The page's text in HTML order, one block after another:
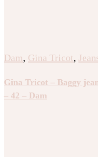
Dam, Gina Tricot,
Gina Tricot – Baggy
– 42 – Dam